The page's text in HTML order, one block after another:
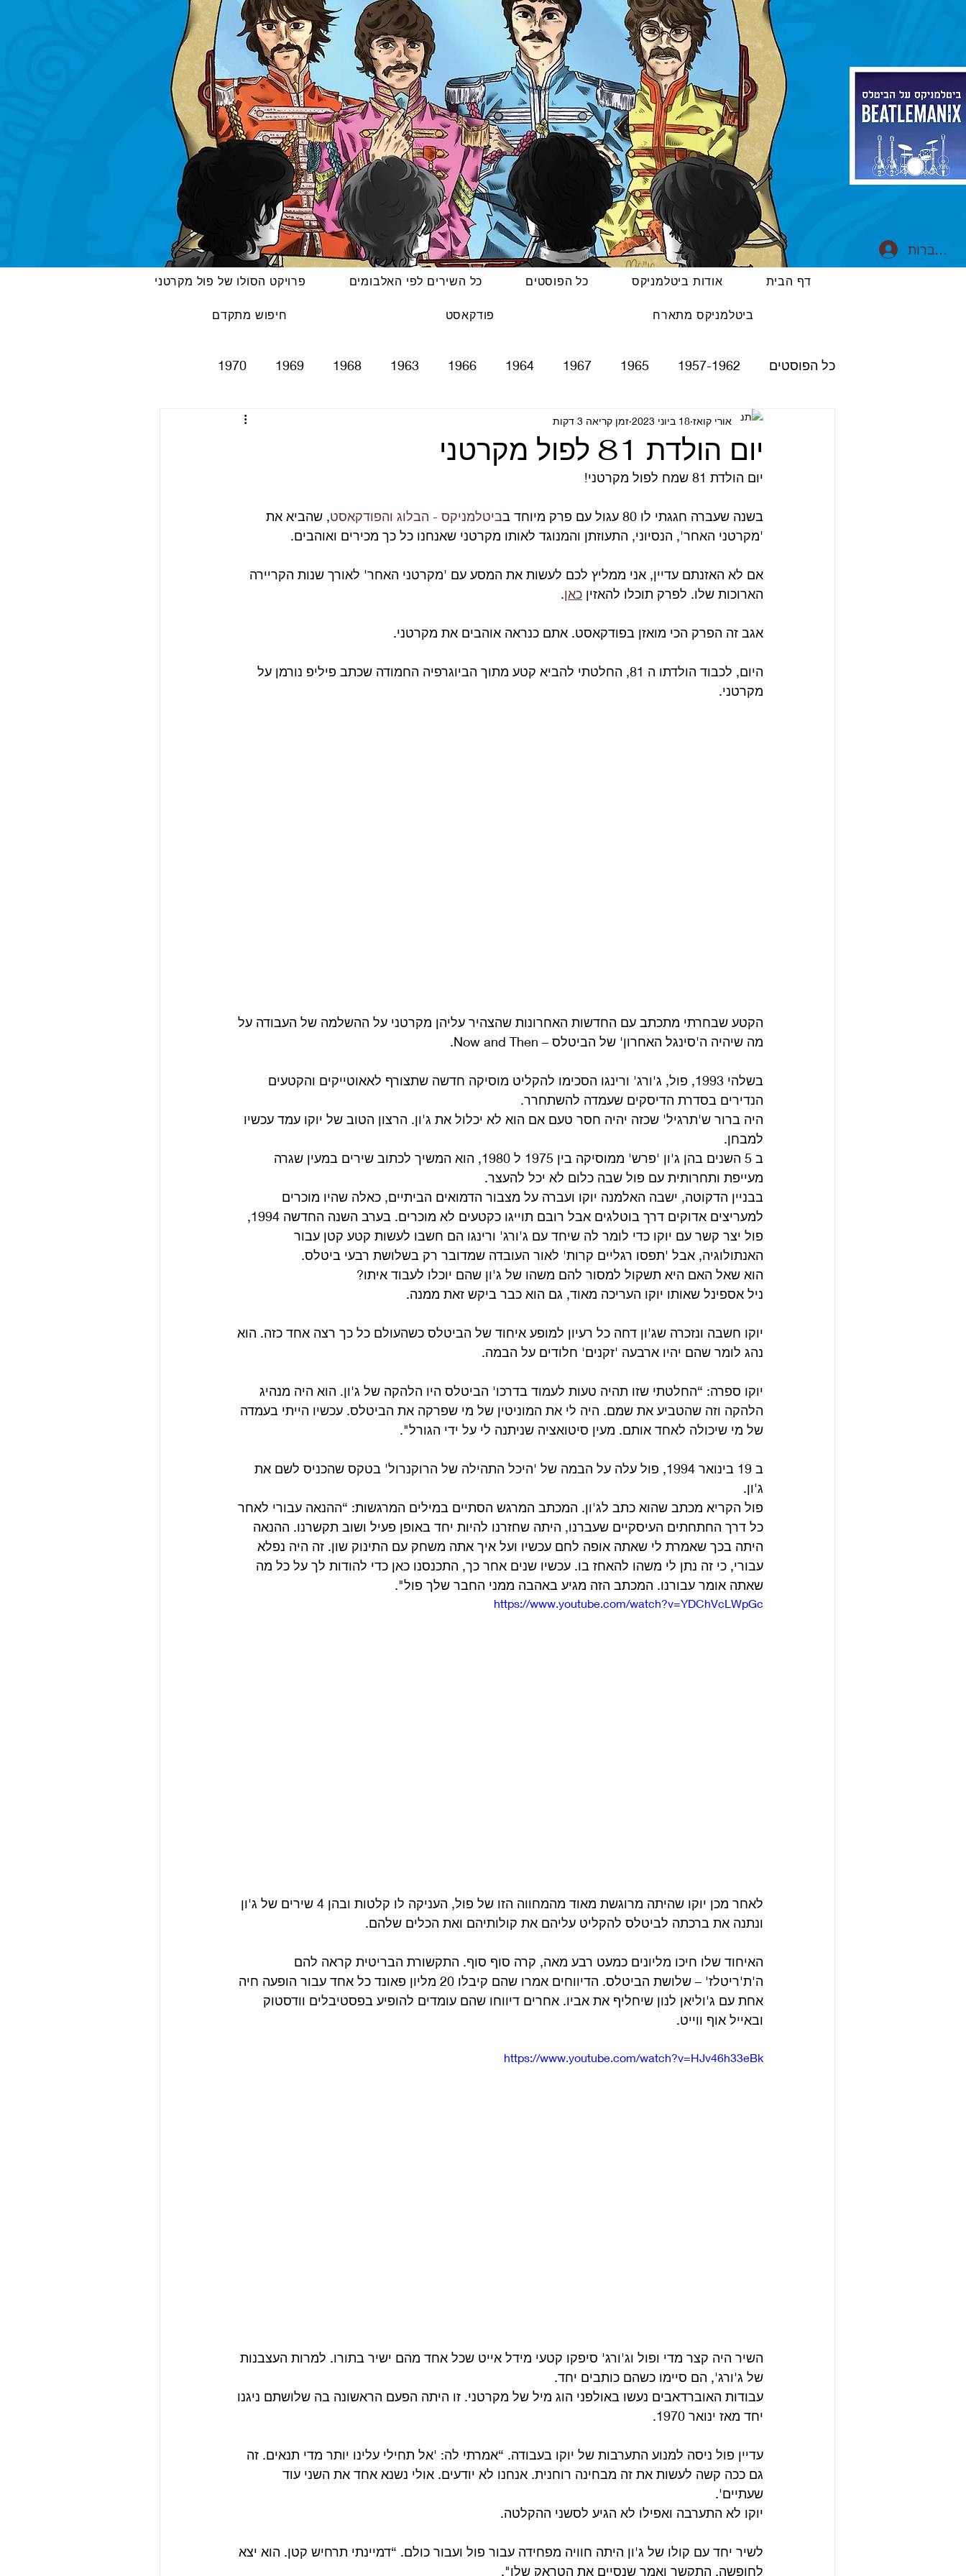
דף הבית אודות ביטלמניקס כל הפוסטים כל השירים לפי האלבומים פרויקט הסולו של פול מקרטני
ביטלמניקס מתארח פודקאסט חיפוש מתקדם
כל הפוסטים 1957-1962
1965
1967
1964
1966
1963
1968
1969
1970
Please Please Me
With The Beatles
Rubber Soul
Revolver
Sgt. Pepper's Lonely Hearts Club Ba
The Beatles - White Album
Yellow Submarine
Abbey Road
Let It Be
Anthology
קאברים סרטים טלוויזיה
יום הולדת 81 לפול מקרטני
אורי קואז 18 ביוני 2023 זמן קריאה 3 דקות
יום הולדת 81 שמח לפול מקרטני!
בשנה שעברה חגגתי לו 80 עגול עם פרק מיוחד ב ביטלמניקס - הבלוג והפודקאסט, שהביא את
'מקרטני האחר', הנסיוני, התעוזתן והמנוגד לאותו מקרטני שאנחנו כל כך מכירים ואוהבים.
אם לא האזנתם עדיין, אני ממליץ לכם לעשות את המסע עם 'מקרטני האחר' לאורך שנות הקריירה
הארוכות שלו. לפרק תוכלו להאזין כאן.
אגב זה הפרק הכי מואזן בפודקאסט. אתם כנראה אוהבים את מקרטני.
היום, לכבוד הולדתו ה 81, החלטתי להביא קטע מתוך הביוגרפיה החמודה שכתב פיליפ נורמן על
מקרטני.
הקטע שבחרתי מתכתב עם החדשות האחרונות שהצהיר עליהן מקרטני על ההשלמה של העבודה על
מה שיהיה ה'סינגל האחרון' של הביטלס – Now and Then.
בשלהי 1993, פול, ג'ורג' ורינגו הסכימו להקליט מוסיקה חדשה שתצורף לאאוטייקים והקטעים
הנדירים בסדרת הדיסקים שעמדה להשתחרר.
היה ברור ש'תרגיל' שכזה יהיה חסר טעם אם הוא לא יכלול את ג'ון. הרצון הטוב של יוקו עמד עכשיו
למבחן.
ב 5 השנים בהן ג'ון 'פרש' ממוסיקה בין 1975 ל 1980, הוא המשיך לכתוב שירים במעין שגרה
מעייפת ותחרותית עם פול שבה כלום לא יכל להעצר.
בבניין הדקוטה, ישבה האלמנה יוקו ועברה על מצבור הדמואים הביתיים, כאלה שהיו מוכרים
למעריצים אדוקים דרך בוטלגים אבל רובם תוייגו כקטעים לא מוכרים. בערב השנה החדשה 1994,
פול יצר קשר עם יוקו כדי לומר לה שיחד עם ג'ורג' ורינגו הם חשבו לעשות קטע קטן עבור
האנתולוגיה, אבל 'תפסו רגליים קרות' לאור העובדה שמדובר רק בשלושת רבעי ביטלס.
הוא שאל האם היא תשקול למסור להם משהו של ג'ון שהם יוכלו לעבוד איתו?
ניל אספינל שאותו יוקו העריכה מאוד, גם הוא כבר ביקש זאת ממנה.
יוקו חשבה ונזכרה שג'ון דחה כל רעיון למופע איחוד של הביטלס כשהעולם כל כך רצה אחד כזה. הוא
נהג לומר שהם יהיו ארבעה 'זקנים' חלודים על הבמה.
יוקו ספרה: “החלטתי שזו תהיה טעות לעמוד בדרכו' הביטלס היו הלהקה של ג'ון. הוא היה מנהיג
הלהקה וזה שהטביע את שמם. היה לי את המוניטין של מי שפרקה את הביטלס. עכשיו הייתי בעמדה
של מי שיכולה לאחד אותם. מעין סיטואציה שניתנה לי על ידי הגורל".
ב 19 בינואר 1994, פול עלה על הבמה של 'היכל התהילה של הרוקנרול' בטקס שהכניס לשם את
ג'ון.
פול הקריא מכתב שהוא כתב לג'ון. המכתב המרגש הסתיים במילים המרגשות: “ההנאה עבורי לאחר
כל דרך החתחתים העיסקיים שעברנו, היתה שחזרנו להיות יחד באופן פעיל ושוב תקשרנו. ההנאה
היתה בכך שאמרת לי שאתה אופה לחם עכשיו ועל איך אתה משחק עם התינוק שון. זה היה נפלא
עבורי, כי זה נתן לי משהו להאחז בו. עכשיו שנים אחר כך, התכנסנו כאן כדי להודות לך על כל מה
שאתה אומר עבורנו. המכתב הזה מגיע באהבה ממני החבר שלך פול".
https://www.youtube.com/watch?v=YDChVcLWpGc
לאחר מכן יוקו שהיתה מרוגשת מאוד מהמחווה הזו של פול, העניקה לו קלטות ובהן 4 שירים של ג'ון
ונתנה את ברכתה לביטלס להקליט עליהם את קולותיהם ואת הכלים שלהם.
האיחוד שלו חיכו מליונים כמעט רבע מאה, קרה סוף סוף. התקשורת הבריטית קראה להם
ה'ת'ריטלז' – שלושת הביטלס. הדיווחים אמרו שהם קיבלו 20 מליון פאונד כל אחד עבור הופעה חיה
אחת עם ג'וליאן לנון שיחליף את אביו. אחרים דיווחו שהם עומדים להופיע בפסטיבלים וודסטוק
ובאייל אוף ווייט.
https://www.youtube.com/watch?v=HJv46h33eBk
השיר היה קצר מדי ופול וג'ורג' סיפקו קטעי מידל אייט שכל אחד מהם ישיר בתורו. למרות העצבנות
של ג'ורג', הם סיימו כשהם כותבים יחד.
עבודות האוברדאבים נעשו באולפני הוג מיל של מקרטני. זו היתה הפעם הראשונה בה שלושתם ניגנו
יחד מאז ינואר 1970.
עדיין פול ניסה למנוע התערבות של יוקו בעבודה. “אמרתי לה: 'אל תחילי עלינו יותר מדי תנאים. זה
גם ככה קשה לעשות את זה מבחינה רוחנית. אנחנו לא יודעים. אולי נשנא אחד את השני עוד
שעתיים'.
יוקו לא התערבה ואפילו לא הגיע לסשני ההקלטה.
לשיר יחד עם קולו של ג'ון היתה חוויה מפחידה עבור פול ועבור כולם. “דמיינתי תרחיש קטן. הוא יצא
לחופשה, התקשר ואמר שנסיים את הטראק שלו".